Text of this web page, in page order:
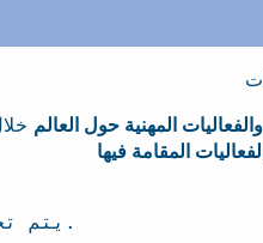
المهنية حول العالم
المقامة فيها
يتم تحديث هذا الدليل بشكل مستمر لضمان دقة المعلومات وحداثتها.